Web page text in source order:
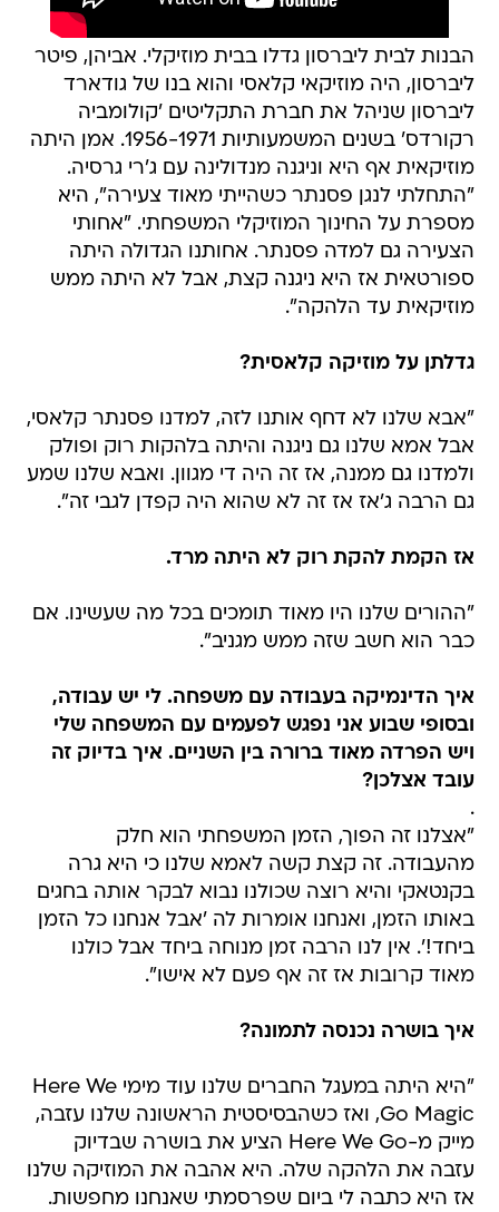
הבנות לבית ליברסון גדלו בבית מוזיקלי. אביהן, פיטר
ליברסון, היה מוזיקאי קלאסי והוא בנו של גודארד
ליברסון שניהל את חברת התקליטים 'קולומביה
רקורדס' בשנים המשמעותיות 1956-1971. אמן היתה
מוזיקאית אף היא וניגנה מנדולינה עם ג'רי גרסיה.
"התחלתי לנגן פסנתר כשהייתי מאוד צעירה", היא
מספרת על החינוך המוזיקלי המשפחתי. "אחותי
הצעירה גם למדה פסנתר. אחותנו הגדולה היתה
ספורטאית אז היא ניגנה קצת, אבל לא היתה ממש
מוזיקאית עד הלהקה".
גדלתן על מוזיקה קלאסית?
"אבא שלנו לא דחף אותנו לזה, למדנו פסנתר קלאסי,
אבל אמא שלנו גם ניגנה והיתה בלהקות רוק ופולק
ולמדנו גם ממנה, אז זה היה די מגוון. ואבא שלנו שמע
גם הרבה ג'אז אז זה לא שהוא היה קפדן לגבי זה".
אז הקמת להקת רוק לא היתה מרד.
"ההורים שלנו היו מאוד תומכים בכל מה שעשינו. אם
כבר הוא חשב שזה ממש מגניב".
איך הדינמיקה בעבודה עם משפחה. לי יש עבודה,
ובסופי שבוע אני נפגש לפעמים עם המשפחה שלי
ויש הפרדה מאוד ברורה בין השניים. איך בדיוק זה
עובד אצלכן?
.
"אצלנו זה הפוך, הזמן המשפחתי הוא חלק
מהעבודה. זה קצת קשה לאמא שלנו כי היא גרה
בקנטאקי והיא רוצה שכולנו נבוא לבקר אותה בחגים
באותו הזמן, ואנחנו אומרות לה 'אבל אנחנו כל הזמן
ביחד!'. אין לנו הרבה זמן מנוחה ביחד אבל כולנו
מאוד קרובות אז זה אף פעם לא אישו".
איך בושרה נכנסה לתמונה?
"היא היתה במעגל החברים שלנו עוד מימי Here We
Go Magic, ואז כשהבסיסטית הראשונה שלנו עזבה,
מייק מ-Here We Go הציע את בושרה שבדיוק
עזבה את הלהקה שלה. היא אהבה את המוזיקה שלנו
אז היא כתבה לי ביום שפרסמתי שאנחנו מחפשות.